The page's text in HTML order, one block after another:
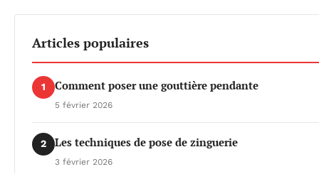
Articles populaires
1 Comment poser une gouttière pendante
5 février 2026
2 Les techniques de pose de zinguerie
3 février 2026